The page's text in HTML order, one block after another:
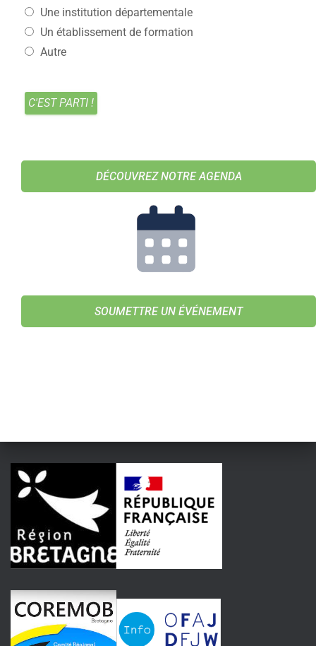
Une institution départementale
Un établissement de formation
Autre
DÉCOUVREZ NOTRE AGENDA
SOUMETTRE UN ÉVÉNEMENT